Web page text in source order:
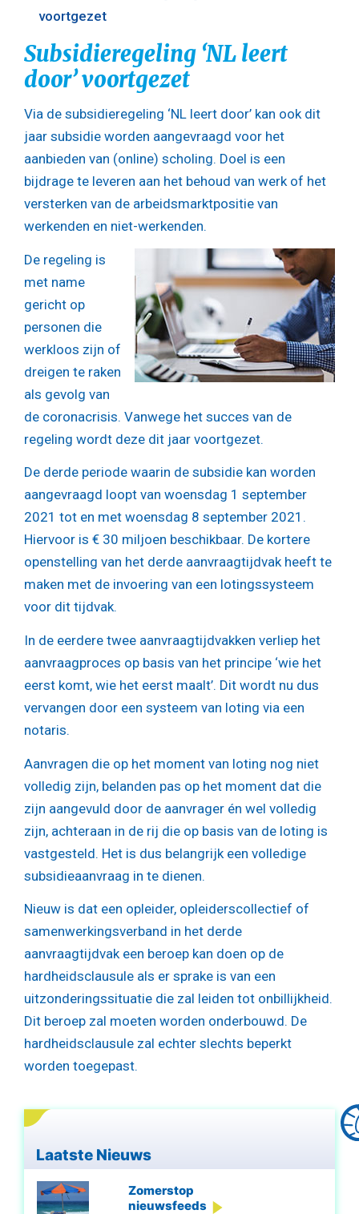
voortgezet
Subsidieregeling ‘NL leert
door’ voortgezet
Via de subsidieregeling ‘NL leert door’ kan ook dit
jaar subsidie worden aangevraagd voor het
aanbieden van (online) scholing. Doel is een
bijdrage te leveren aan het behoud van werk of het
versterken van de arbeidsmarktpositie van
werkenden en niet-werkenden.
De regeling is
met name
gericht op
personen die
werkloos zijn of
dreigen te raken
als gevolg van
de coronacrisis. Vanwege het succes van de
regeling wordt deze dit jaar voortgezet.
De derde periode waarin de subsidie kan worden
aangevraagd loopt van woensdag 1 september
2021 tot en met woensdag 8 september 2021.
Hiervoor is € 30 miljoen beschikbaar. De kortere
openstelling van het derde aanvraagtijdvak heeft te
maken met de invoering van een lotingssysteem
voor dit tijdvak.
In de eerdere twee aanvraagtijdvakken verliep het
aanvraagproces op basis van het principe ‘wie het
eerst komt, wie het eerst maalt’. Dit wordt nu dus
vervangen door een systeem van loting via een
notaris.
Aanvragen die op het moment van loting nog niet
volledig zijn, belanden pas op het moment dat die
zijn aangevuld door de aanvrager én wel volledig
zijn, achteraan in de rij die op basis van de loting is
vastgesteld. Het is dus belangrijk een volledige
subsidieaanvraag in te dienen.
Nieuw is dat een opleider, opleiderscollectief of
samenwerkingsverband in het derde
aanvraagtijdvak een beroep kan doen op de
hardheidsclausule als er sprake is van een
uitzonderingssituatie die zal leiden tot onbillijkheid.
Dit beroep zal moeten worden onderbouwd. De
hardheidsclausule zal echter slechts beperkt
worden toegepast.
Laatste Nieuws
Zomerstop
nieuwsfeeds